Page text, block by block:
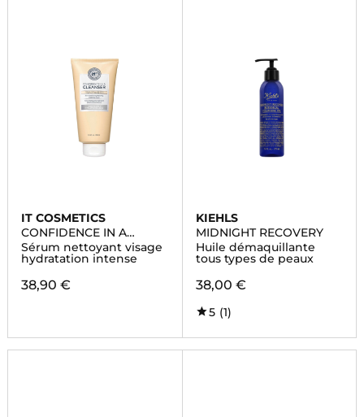
IT COSMETICS
CONFIDENCE IN A
CLEANSER?
Sérum nettoyant visage
hydratation intense
38,90 €
KIEHLS
MIDNIGHT RECOVERY
Huile démaquillante
tous types de peaux
38,00 €
5 (1)